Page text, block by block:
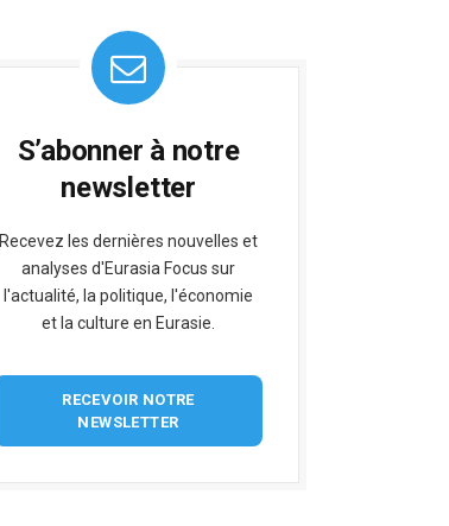
S’abonner à notre
newsletter
Recevez les dernières nouvelles et
analyses d'Eurasia Focus sur
l'actualité, la politique, l'économie
et la culture en Eurasie.
RECEVOIR NOTRE
NEWSLETTER